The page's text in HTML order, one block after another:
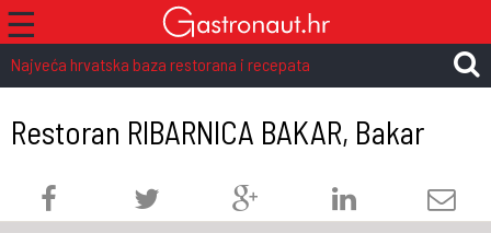
☰
Najveća hrvatska baza restorana i recepata
Restoran RIBARNICA BAKAR, Bakar